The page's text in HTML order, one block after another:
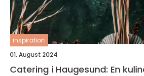
inspiration
01. August 2024
Catering i Haugesund: En